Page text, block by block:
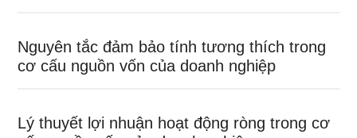
Nguyên tắc đảm bảo tính tương thích trong
cơ cấu nguồn vốn của doanh nghiệp
Lý thuyết lợi nhuận hoạt động ròng trong cơ